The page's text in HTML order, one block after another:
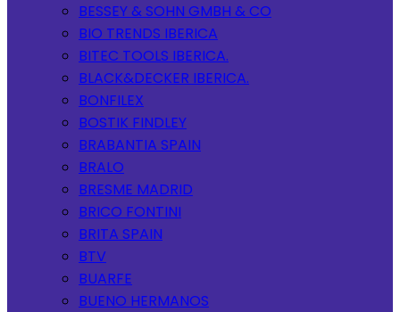
BESSEY & SOHN GMBH & CO
BIO TRENDS IBERICA
BITEC TOOLS IBERICA.
BLACK&DECKER IBERICA.
BONFILEX
BOSTIK FINDLEY
BRABANTIA SPAIN
BRALO
BRESME MADRID
BRICO FONTINI
BRITA SPAIN
BTV
BUARFE
BUENO HERMANOS